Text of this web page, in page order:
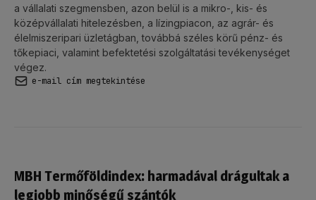
a vállalati szegmensben, azon belül is a mikro-, kis- és
középvállalati hitelezésben, a lízingpiacon, az agrár- és
élelmiszeripari üzletágban, továbbá széles körű pénz- és
tőkepiaci, valamint befektetési szolgáltatási tevékenységet
végez.
e-mail cím megtekintése
MBH Termőföldindex: harmadával drágultak a
legjobb minőségű szántók